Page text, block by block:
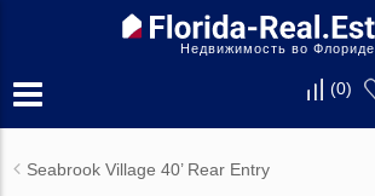
Недвижимость во Флориде
(0)
Seabrook Village 40’ Rear Entry